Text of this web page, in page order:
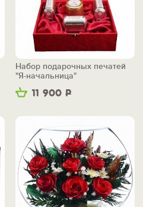
11 900 Р
Набор подарочных печатей
"Я-начальница"